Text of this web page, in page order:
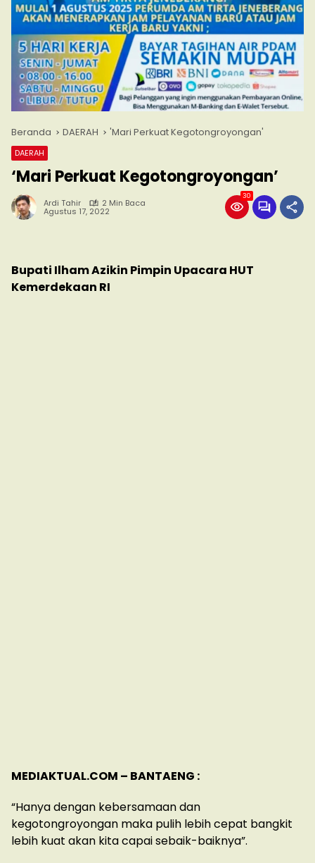
Beranda DAERAH 'Mari Perkuat Kegotongroyongan'
DAERAH
‘Mari Perkuat Kegotongroyongan’
Ardi Tahir 2 Min Baca
Agustus 17, 2022
30
Bupati Ilham Azikin Pimpin Upacara HUT
Kemerdekaan RI
MEDIAKTUAL.COM – BANTAENG :
“Hanya dengan kebersamaan dan
kegotongroyongan maka pulih lebih cepat bangkit
lebih kuat akan kita capai sebaik-baiknya”.